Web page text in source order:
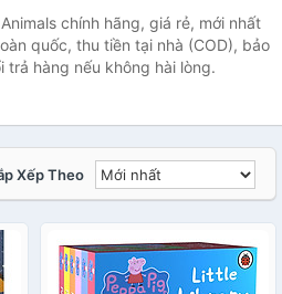
chính hãng, giá rẻ, mới nhất
quốc, thu tiền tại nhà (COD), bảo
trả hàng nếu không hài lòng.
Xếp Theo